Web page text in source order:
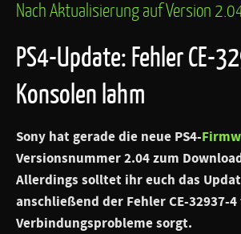
Nach Aktualisierung auf Version
PS4-Update: Fehler CE-
Konsolen lahm
Sony hat gerade die neue PS4-
Versionsnummer 2.04 zum
Allerdings solltet ihr euch das
anschließend der Fehler CE-32937-
Verbindungsprobleme sorgt.